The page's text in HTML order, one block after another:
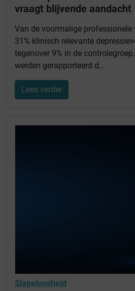
vraagt blijvende aandacht
Van de voormalige
31% klinisch relevante
tegenover 9% in de
werden gerapporteerd d...
Lees verder
Slapeloosheid